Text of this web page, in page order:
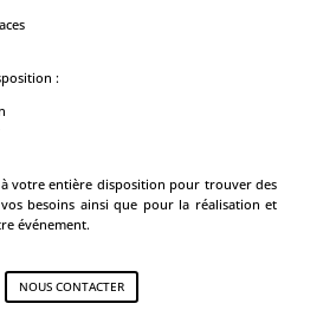
:
votre entière disposition pour trouver des
besoins ainsi que pour la réalisation et
événement.
NOUS CONTACTER